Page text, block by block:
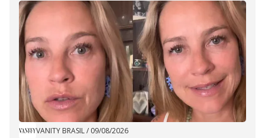
VANITY BRASIL/ 09/08/2026